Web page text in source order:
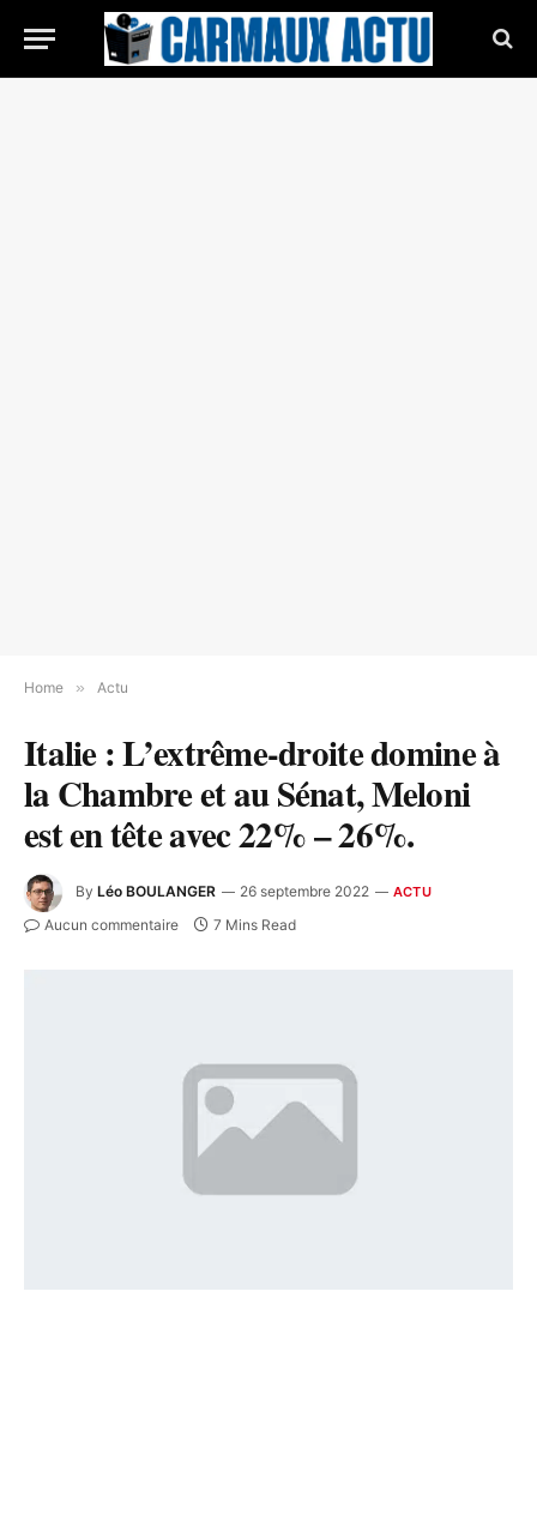
Home » Actu
Italie : L’extrême-droite domine à
la Chambre et au Sénat, Meloni
est en tête avec 22% – 26%.
By Léo BOULANGER 26 septembre 2022 ACTU
Aucun commentaire 7 Mins Read